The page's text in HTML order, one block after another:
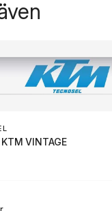
KTM VINTAGE